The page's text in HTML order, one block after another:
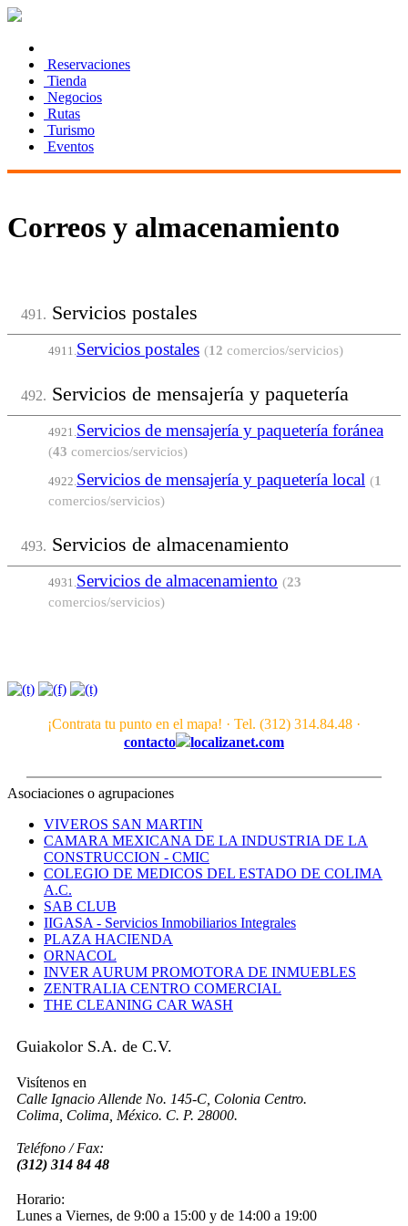
Reservaciones
Tienda
Negocios
Rutas
Turismo
Eventos
Correos y almacenamiento
491. Servicios postales
4911. Servicios postales (12 comercios/servicios)
492. Servicios de mensajería y paquetería
4921. Servicios de mensajería y paquetería foránea
(43 comercios/servicios)
4922. Servicios de mensajería y paquetería local (1
comercios/servicios)
493. Servicios de almacenamiento
4931. Servicios de almacenamiento (23
comercios/servicios)
¡Contrata tu punto en el mapa! · Tel. (312) 314.84.48 ·
contacto
localizanet.com
Asociaciones o agrupaciones
VIVEROS SAN MARTIN
CAMARA MEXICANA DE LA INDUSTRIA DE LA
CONSTRUCCION - CMIC
COLEGIO DE MEDICOS DEL ESTADO DE COLIMA
A.C.
SAB CLUB
IIGASA - Servicios Inmobiliarios Integrales
PLAZA HACIENDA
ORNACOL
INVER AURUM PROMOTORA DE INMUEBLES
ZENTRALIA CENTRO COMERCIAL
THE CLEANING CAR WASH
Guiakolor S.A. de C.V.
Visítenos en
Calle Ignacio Allende No. 145-C, Colonia Centro.
Colima, Colima, México. C. P. 28000.
Teléfono / Fax:
(312) 314 84 48
Horario:
Lunes a Viernes, de 9:00 a 15:00 y de 14:00 a 19:00